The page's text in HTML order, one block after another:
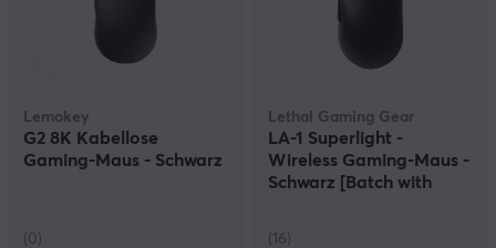
Lemokey
G2 8K Kabellose
Gaming-Maus - Schwarz
(0)
Lethal Gaming Gear
LA-1 Superlight -
Wireless Gaming-Maus -
Schwarz [Batch with
(16)